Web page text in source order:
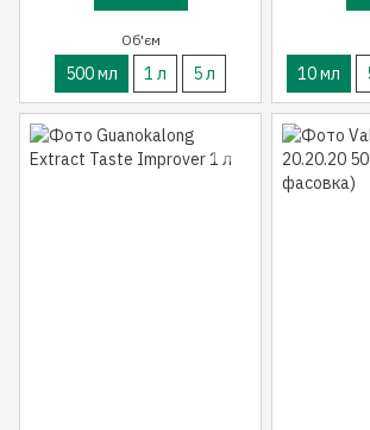
Об'єм
500 мл 1 л 5 л 10 мл